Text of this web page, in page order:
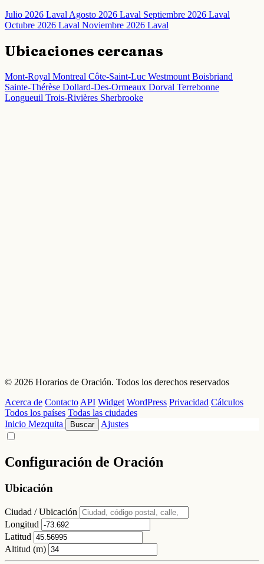
Julio 2026 LavalAgosto 2026 Laval Septiembre 2026 Laval
Octubre 2026 Laval Noviembre 2026 Laval
Ubicaciones cercanas
Mont-Royal Montreal Côte-Saint-Luc Westmount Boisbriand
Sainte-Thérèse Dollard-Des-Ormeaux Dorval Terrebonne
Longueuil Trois-Rivières Sherbrooke
© 2026 Horarios de Oración. Todos los derechos reservados
Acerca de Contacto API Widget WordPress Privacidad Cálculos
Todos los países Todas las ciudades
Inicio Mezquita Buscar Ajustes
Configuración de Oración
Ubicación
Ciudad / Ubicación
Longitud
Latitud
Altitud (m)